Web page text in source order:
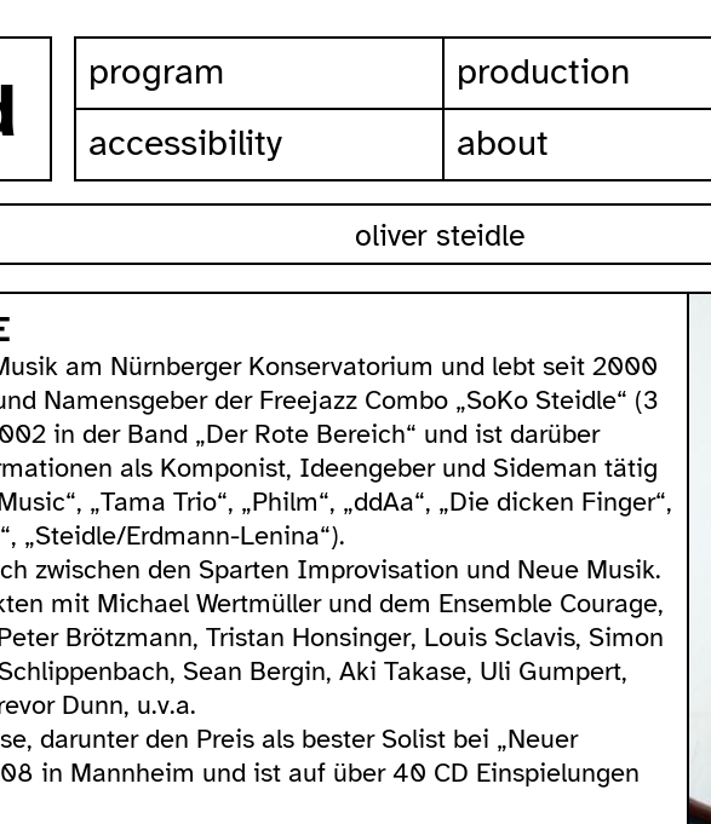
program
production
accessibility
about
oliver steidle
am Nürnberger Konservatorium und lebt seit 2000
Namensgeber der Freejazz Combo „SoKo Steidle“ (3
in der Band „Der Rote Bereich“ und ist darüber
als Komponist, Ideengeber und Sideman tätig
„Tama Trio“, „Philm“, „ddAa“, „Die dicken Finger“,
„Steidle/Erdmann-Lenina“).
zwischen den Sparten Improvisation und Neue Musik.
mit Michael Wertmüller und dem Ensemble Courage,
Brötzmann, Tristan Honsinger, Louis Sclavis, Simon
Sean Bergin, Aki Takase, Uli Gumpert,
Dunn, u.v.a.
darunter den Preis als bester Solist bei „Neuer
in Mannheim und ist auf über 40 CD Einspielungen